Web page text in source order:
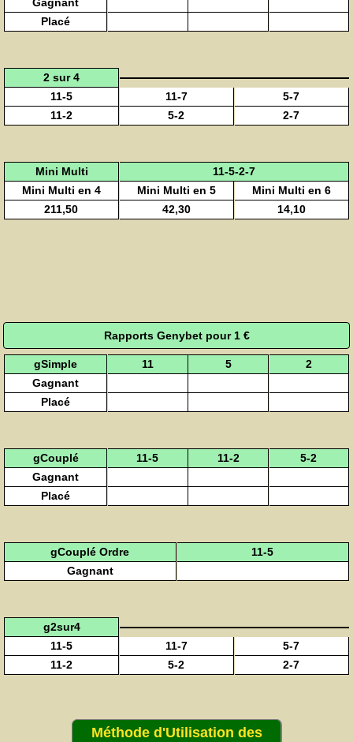
Placé
2 sur 4
11-5
11-7
5-7
11-2
5-2 2-7
Mini Multi
11-5-2-7
Mini Multi en 4
Mini Multi en 5
Mini Multi en 6
211,50
42,30 14,10
Rapports Genybet pour 1 €
gSimple 11 5
2
Gagnant
Placé
gCouplé 11-5 11-2
5-2
Gagnant
Placé
gCouplé Ordre
11-5
Gagnant
g2sur4
11-5
11-7
5-7
11-2
5-2 2-7
Méthode d'Utilisation des